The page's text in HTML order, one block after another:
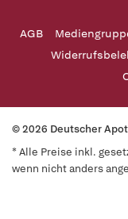
AGB
© 2026 Deutscher
* Alle Preise inkl.
wenn nicht anders